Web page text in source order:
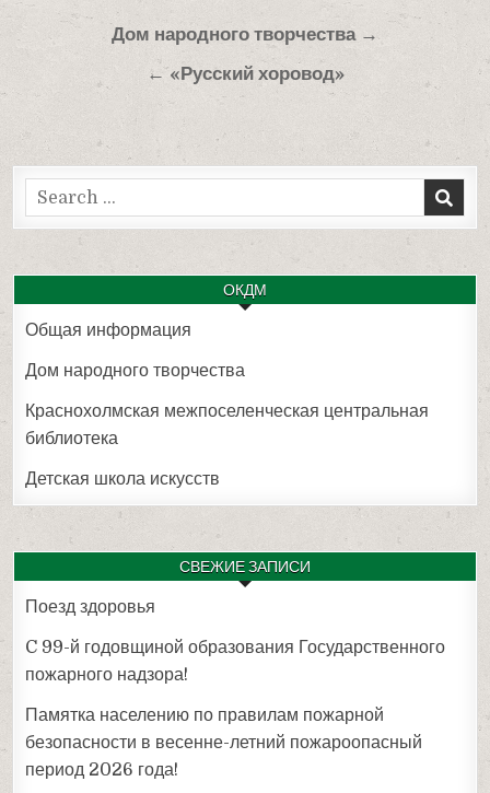
Навигация
записям
Дом народного творчества →
← «Русский хоровод»
Search
for:
ОКДМ
Общая информация
Дом народного творчества
Краснохолмская межпоселенческая центральная
библиотека
Детская школа искусств
СВЕЖИЕ ЗАПИСИ
Поезд здоровья
C 99-й годовщиной образования Государственного
пожарного надзора!
Памятка населению по правилам пожарной
безопасности в весенне-летний пожароопасный
период 2026 года!